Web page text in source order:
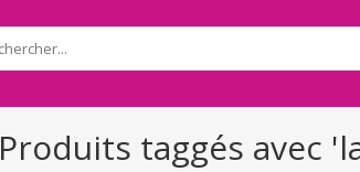
Produits taggés avec